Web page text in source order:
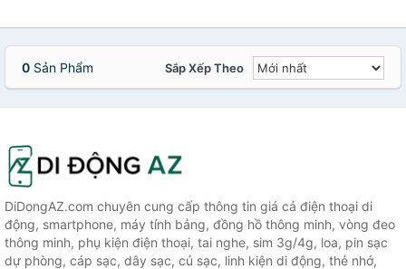
0 Sản Phẩm Sắp Xếp Theo
DiDongAZ.com chuyên cung cấp thông tin giá cả điện thoại di
động, smartphone, máy tính bảng, đồng hồ thông minh, vòng đeo
thông minh, phụ kiện điện thoại, tai nghe, sim 3g/4g, loa, pin sạc
dự phòng, cáp sạc, dây sạc, củ sạc, linh kiện di động, thẻ nhớ,